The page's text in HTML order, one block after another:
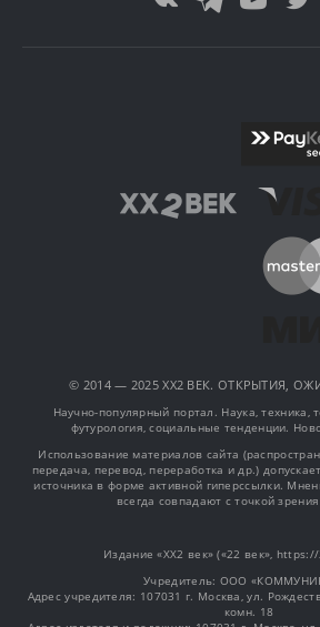
© 2014 — 2025 XX2 ВЕК. ОТКРЫТИЯ,
Научно-популярный портал. Наука, техника,
футурология, социальные тенденции.
Использование материалов сайта
передача, перевод, переработка и др.)
источника в форме активной гиперссылки.
всегда совпадают с точкой
Издание «XX2 век» («22 век»,
Учредитель: OOO
Адрес учредителя: 107031 г. Москва, ул.
комн. 18